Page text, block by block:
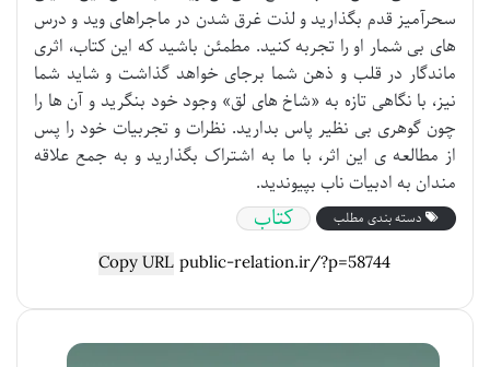
سحرآمیز قدم بگذارید و لذت غرق شدن در ماجراهای وید و درس
های بی شمار او را تجربه کنید. مطمئن باشید که این کتاب، اثری
ماندگار در قلب و ذهن شما برجای خواهد گذاشت و شاید شما
نیز، با نگاهی تازه به «شاخ های لق» وجود خود بنگرید و آن ها را
چون گوهری بی نظیر پاس بدارید. نظرات و تجربیات خود را پس
از مطالعه ی این اثر، با ما به اشتراک بگذارید و به جمع علاقه
مندان به ادبیات ناب بپیوندید.
دسته بندی مطلب کتاب
Copy URL